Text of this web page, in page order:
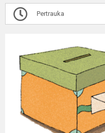
Pertrauka